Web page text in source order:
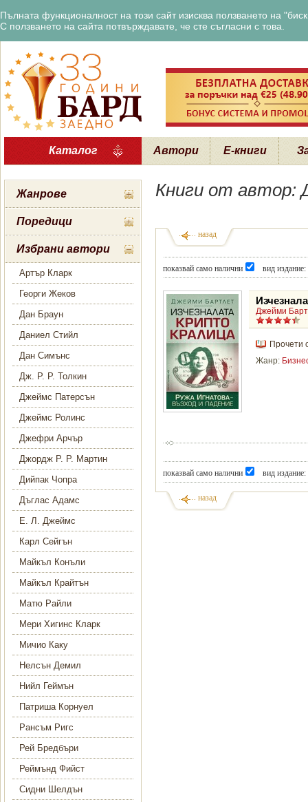
Пълната функционалност на този сайт изисква ползването на
С ползването на сайта потвърждавате, че сте съгласни с това.
Каталог Автори Е-книги
Жанрове
Поредици
Избрани автори
Артър Кларк
Георги Жеков
Дан Браун
Даниел Стийл
Дан Симънс
Дж. Р. Р. Толкин
Джеймс Патерсън
Джеймс Ролинс
Джефри Арчър
Джордж Р. Р. Мартин
Дийпак Чопра
Дъглас Адамс
Е. Л. Джеймс
Карл Сейгън
Майкъл Конъли
Майкъл Крайтън
Матю Райли
Мери Хигинс Кларк
Мичио Каку
Нелсън Демил
Нийл Геймън
Патриша Корнуел
Рансъм Ригс
Рей Бредбъри
Реймънд Фийст
Сидни Шелдън
Книги от
показвай само налични вид издание:
Джейми
Прочети
Жанр:
показвай само налични вид издание:
назад
назад